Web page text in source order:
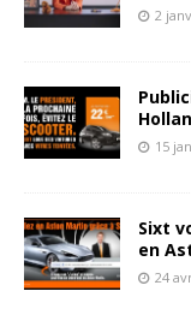
2
15
Sixt
en
24